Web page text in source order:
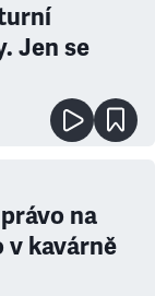
Jen se
na
v kavárně